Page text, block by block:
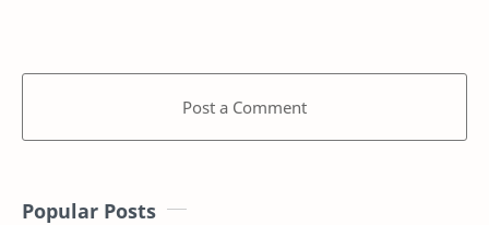
Post a Comment
Popular Posts